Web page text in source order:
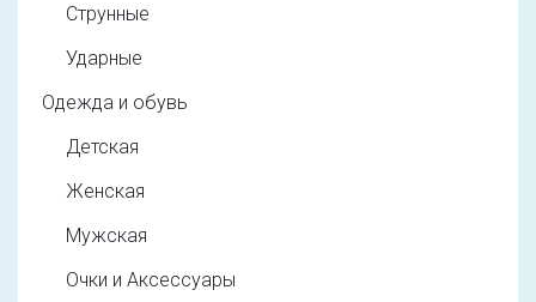
Струнные
Ударные
Одежда и обувь
Детская
Женская
Мужская
Очки и Аксессуары